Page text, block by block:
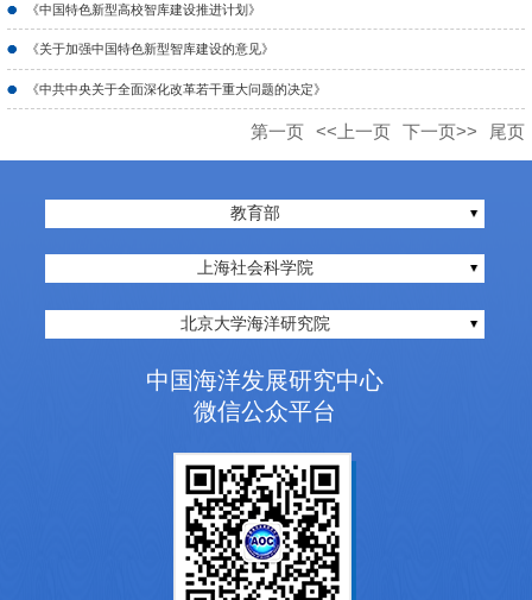
《中国特色新型高校智库建设推进计划》
《关于加强中国特色新型智库建设的意见》
《中共中央关于全面深化改革若干重大问题的决定》
第一页 <<上一页 下一页>> 尾页
教育部
上海社会科学院
北京大学海洋研究院
中国海洋发展研究中心
微信公众平台